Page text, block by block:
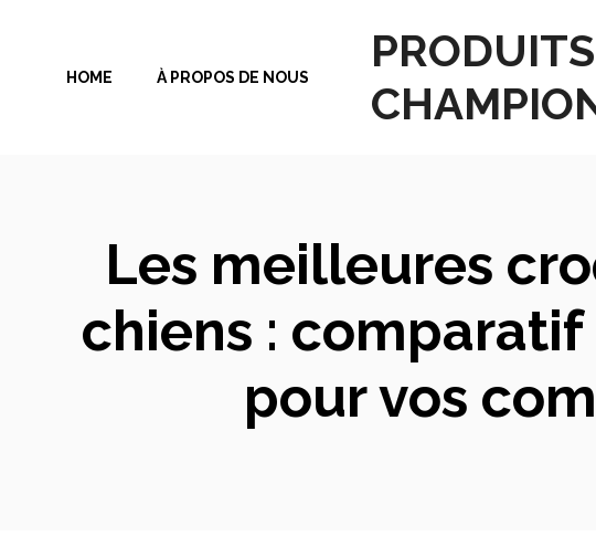
contenuHOME À PROPOS DE NOUS
Les meilleures
chiens :
pour vos